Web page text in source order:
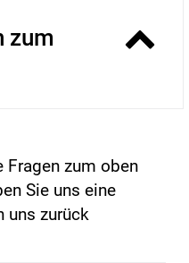
zum
Fragen zum oben
Sie uns eine
uns zurück